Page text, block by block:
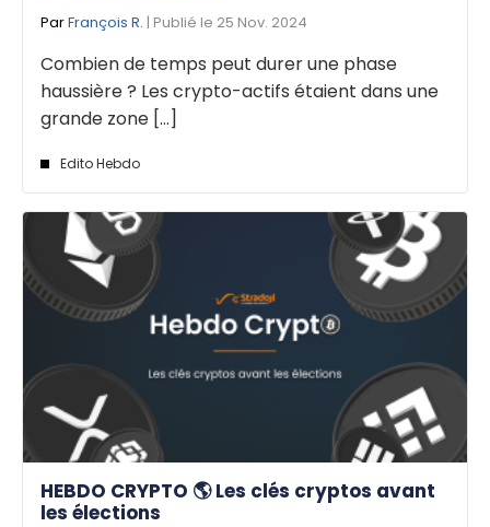
ParFrançois R. | Publié le 25 Nov. 2024
Combien de temps peut durer une phase
haussière ? Les crypto-actifs étaient dans une
grande zone [...]
Edito Hebdo
HEBDO CRYPTO 🌎 Les clés cryptos avant
les élections